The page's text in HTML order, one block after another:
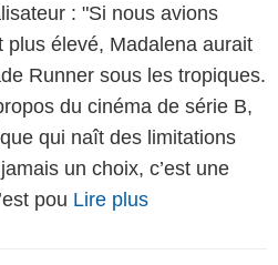
: "Si nous avions
plus élevé, Madalena aurait
Runner sous les tropiques.
du cinéma de série B,
qui naît des limitations
un choix, c’est une
pou Lire plus